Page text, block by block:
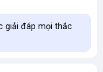
giải đáp mọi thắc